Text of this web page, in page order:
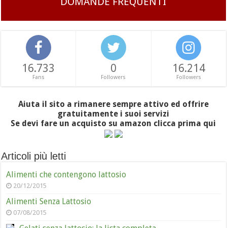
16.733
Fans
0
Followers
16.214
Followers
Aiuta il sito a rimanere sempre attivo ed offrire
gratuitamente i suoi servizi
Se devi fare un acquisto su amazon clicca prima qui
Articoli più letti
Alimenti che contengono lattosio
20/12/2015
Alimenti Senza Lattosio
07/08/2015